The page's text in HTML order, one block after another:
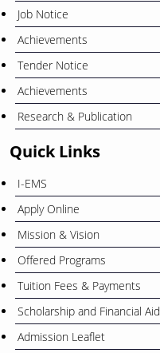
Job Notice
Achievements
Tender Notice
Achievements
Research & Publication
Quick Links
I-EMS
Apply Online
Mission & Vision
Offered Programs
Tuition Fees & Payments
Scholarship and Financial Aid
Admission Leaflet